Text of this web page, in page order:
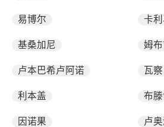
易博尔 卡
基桑加尼 姆
卢本巴希卢阿诺 瓦察
利本盖 布
因诺果 卢